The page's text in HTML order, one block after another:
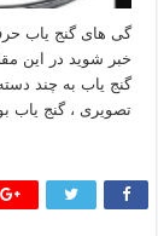
گی های گنج یاب
خبر شوید در این
گنج یاب به چند
تصویری ، گنج یاب